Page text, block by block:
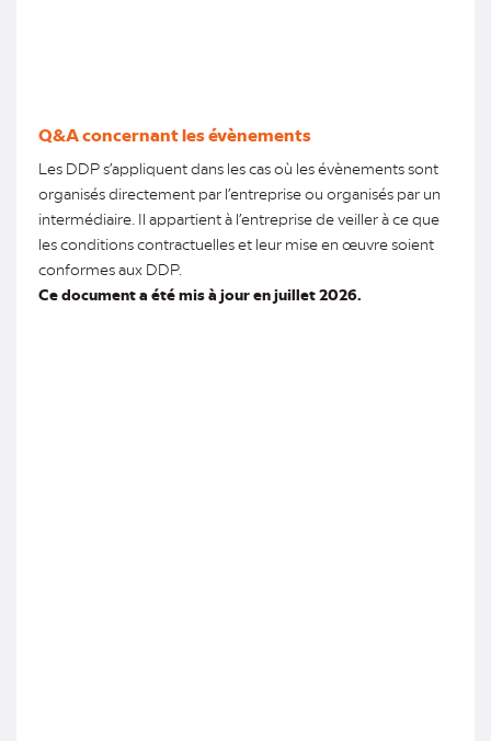
Q&A concernant les évènements
Les DDP s’appliquent dans les cas où les évènements sont
organisés directement par l’entreprise ou organisés par un
intermédiaire. Il appartient à l’entreprise de veiller à ce que
les conditions contractuelles et leur mise en œuvre soient
conformes aux DDP.
Ce document a été mis à jour en juillet 2026.